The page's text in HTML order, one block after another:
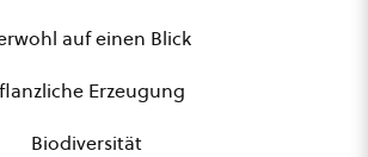
auf einen Blick
Erzeugung
Biodiversität